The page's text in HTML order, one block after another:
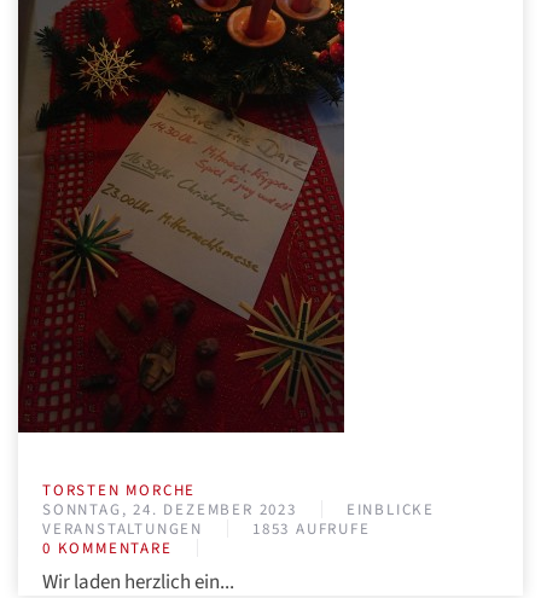
TORSTEN MORCHE
SONNTAG, 24. DEZEMBER 2023
EINBLICKE
VERANSTALTUNGEN
1853 AUFRUFE
0 KOMMENTARE
Wir laden herzlich ein...